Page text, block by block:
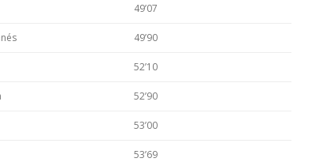
49’07
49’90
52’10
52’90
53’00
53’69